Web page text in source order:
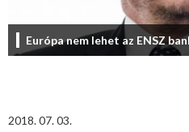
Európa nem lehet az ENSZ
2018. 07. 03.